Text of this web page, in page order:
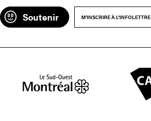
Soutenir M'INSCRIRE À L'INFOLETTRE